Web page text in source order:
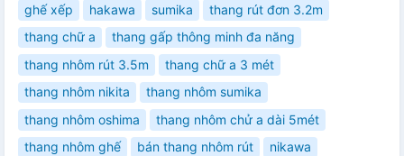
ghế xếp hakawa sumika
thang rút đơn 3.2m
thang chữ a
thang gấp thông minh đa năng
thang nhôm rút 3.5m
thang chữ a 3 mét
thang nhôm nikita
thang nhôm sumika
thang nhôm oshima
thang nhôm chử a dài 5mét
thang nhôm ghế
bán thang nhôm rút
nikawa